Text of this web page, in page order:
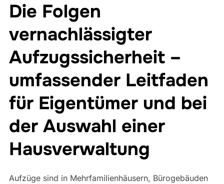
Die Folgen
vernachlässigter
Aufzugssicherheit –
umfassender Leitfaden
für Eigentümer und bei
der Auswahl einer
Hausverwaltung
Aufzüge sind in Mehrfamilienhäusern, Bürogebäuden